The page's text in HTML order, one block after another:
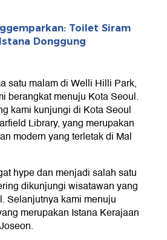
Toilet Siram
Donggung
satu malam di Welli Hilli Park,
berangkat menuju Kota Seoul.
kami kunjungi di Kota Seoul
Library, yang merupakan
modern yang terletak di Mal
hype dan menjadi salah satu
dikunjungi wisatawan yang
Selanjutnya kami menuju
merupakan Istana Kerajaan